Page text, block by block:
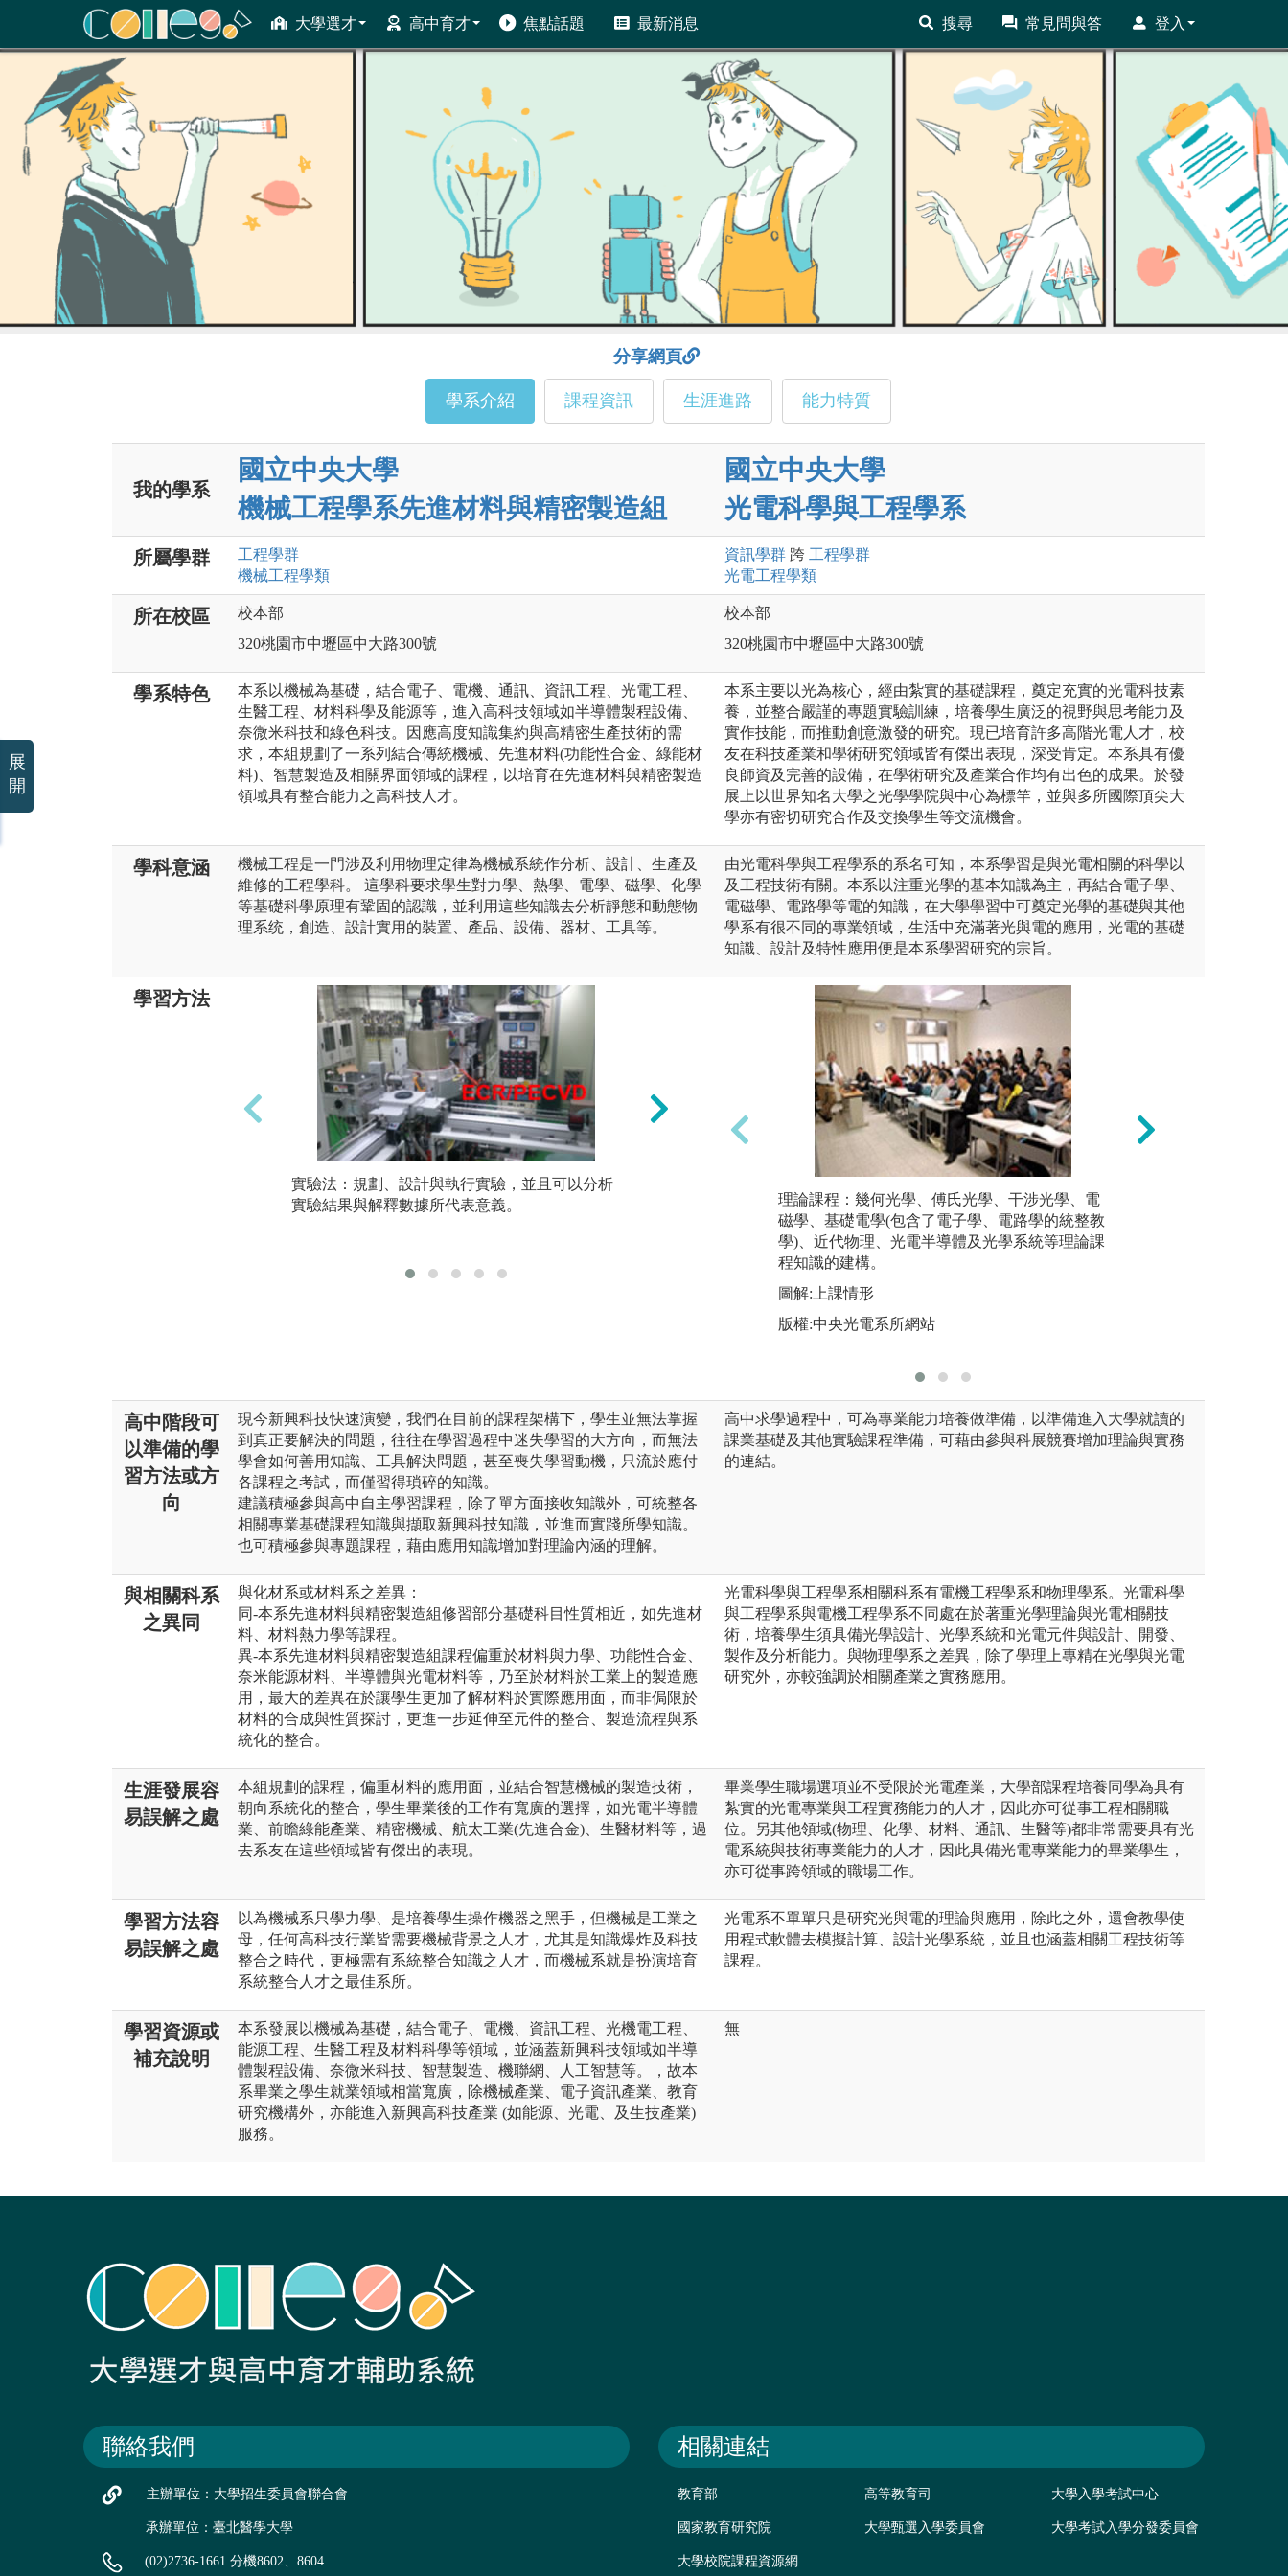
大學選才 高中育才 焦點話題 最新消息 搜尋 常見問與答 登入
ColleGo! 大學選才與高中育才輔助系統
分享網頁
學系介紹 課程資訊 生涯進路 能力特質
我的學系
國立中央大學
機械工程學系先進材料與精密製造組
國立中央大學
光電科學與工程學系
所屬學群 工程學群
機械工程學類
資訊學群 跨 工程學群
光電工程學類
所在校區
校本部
320桃園市中壢區中大路300號
校本部
320桃園市中壢區中大路300號
學系特色
本系以機械為基礎，結合電子、電機、通訊、資訊工程、光電工程、
生醫工程、材料科學及能源等，進入高科技領域如半導體製程設備、
奈微米科技和綠色科技。因應高度知識集約與高精密生產技術的需
求，本組規劃了一系列結合傳統機械、先進材料(功能性合金、綠能材
料)、智慧製造及相關界面領域的課程，以培育在先進材料與精密製造
領域具有整合能力之高科技人才。
本系主要以光為核心，經由紮實的基礎課程，奠定充實的光電科技素
養，並整合嚴謹的專題實驗訓練，培養學生廣泛的視野與思考能力及
實作技能，而推動創意激發的研究。現已培育許多高階光電人才，校
友在科技產業和學術研究領域皆有傑出表現，深受肯定。本系具有優
良師資及完善的設備，在學術研究及產業合作均有出色的成果。於發
展上以世界知名大學之光學學院與中心為標竿，並與多所國際頂尖大
學亦有密切研究合作及交換學生等交流機會。
學科意涵
機械工程是一門涉及利用物理定律為機械系統作分析、設計、生產及
維修的工程學科。 這學科要求學生對力學、熱學、電學、磁學、化學
等基礎科學原理有鞏固的認識，並利用這些知識去分析靜態和動態物
理系统，創造、設計實用的裝置、產品、設備、器材、工具等。
由光電科學與工程學系的系名可知，本系學習是與光電相關的科學以
及工程技術有關。本系以注重光學的基本知識為主，再結合電子學、
電磁學、電路學等電的知識，在大學學習中可奠定光學的基礎與其他
學系有很不同的專業領域，生活中充滿著光與電的應用，光電的基礎
知識、設計及特性應用便是本系學習研究的宗旨。
學習方法
實驗法：規劃、設計與執行實驗，並且可以分析
實驗結果與解釋數據所代表意義。
專題實作：透過一特定題目與他人進行團隊合作
實作，除了考驗專業能力，也培養與他人合作溝
通的協調。
理論課程：幾何光學、傅氏光學、干涉光學、電
磁學、基礎電學(包含了電子學、電路學的統整教
學)、近代物理、光電半導體及光學系統等理論課
程知識的建構。
圖解:上課情形
版權:中央光電系所網站
高中階段可
以準備的學
習方法或方
向
現今新興科技快速演變，我們在目前的課程架構下，學生並無法掌握
到真正要解決的問題，往往在學習過程中迷失學習的大方向，而無法
學會如何善用知識、工具解決問題，甚至喪失學習動機，只流於應付
各課程之考試，而僅習得瑣碎的知識。
建議積極參與高中自主學習課程，除了單方面接收知識外，可統整各
相關專業基礎課程知識與擷取新興科技知識，並進而實踐所學知識。
也可積極參與專題課程，藉由應用知識增加對理論內涵的理解。
高中求學過程中，可為專業能力培養做準備，以準備進入大學就讀的
課業基礎及其他實驗課程準備，可藉由參與科展競賽增加理論與實務
的連結。
與相關科系
之異同
與化材系或材料系之差異：
同-本系先進材料與精密製造組修習部分基礎科目性質相近，如先進材
料、材料熱力學等課程。
異-本系先進材料與精密製造組課程偏重於材料與力學、功能性合金、
奈米能源材料、半導體與光電材料等，乃至於材料於工業上的製造應
用，最大的差異在於讓學生更加了解材料於實際應用面，而非侷限於
材料的合成與性質探討，更進一步延伸至元件的整合、製造流程與系
統化的整合。
光電科學與工程學系相關科系有電機工程學系和物理學系。光電科學
與工程學系與電機工程學系不同處在於著重光學理論與光電相關技
術，培養學生須具備光學設計、光學系統和光電元件與設計、開發、
製作及分析能力。與物理學系之差異，除了學理上專精在光學與光電
研究外，亦較強調於相關產業之實務應用。
生涯發展容
易誤解之處
本組規劃的課程，偏重材料的應用面，並結合智慧機械的製造技術，
朝向系統化的整合，學生畢業後的工作有寬廣的選擇，如光電半導體
業、前瞻綠能產業、精密機械、航太工業(先進合金)、生醫材料等，過
去系友在這些領域皆有傑出的表現。
畢業學生職場選項並不受限於光電產業，大學部課程培養同學為具有
紮實的光電專業與工程實務能力的人才，因此亦可從事工程相關職
位。另其他領域(物理、化學、材料、通訊、生醫等)都非常需要具有光
電系統與技術專業能力的人才，因此具備光電專業能力的畢業學生，
亦可從事跨領域的職場工作。
學習方法容
易誤解之處
以為機械系只學力學、是培養學生操作機器之黑手，但機械是工業之
母，任何高科技行業皆需要機械背景之人才，尤其是知識爆炸及科技
整合之時代，更極需有系統整合知識之人才，而機械系就是扮演培育
系統整合人才之最佳系所。
光電系不單單只是研究光與電的理論與應用，除此之外，還會教學使
用程式軟體去模擬計算、設計光學系統，並且也涵蓋相關工程技術等
課程。
學習資源或
補充說明
本系發展以機械為基礎，結合電子、電機、資訊工程、光機電工程、
能源工程、生醫工程及材料科學等領域，並涵蓋新興科技領域如半導
體製程設備、奈微米科技、智慧製造、機聯網、人工智慧等。，故本
系畢業之學生就業領域相當寬廣，除機械產業、電子資訊產業、教育
研究機構外，亦能進入新興高科技產業 (如能源、光電、及生技產業)
服務。
無
聯絡我們
主辦單位：大學招生委員會聯合會
承辦單位：臺北醫學大學
(02)2736-1661 分機8602、8604
相關連結
教育部 高等教育司 大學入學考試中心
國家教育研究院 大學甄選入學委員會 大學考試入學分發委員會
大學校院課程資源網
展
開